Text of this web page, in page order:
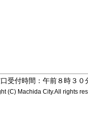
受付時間：午前８時３０
(C) Machida City.All rights